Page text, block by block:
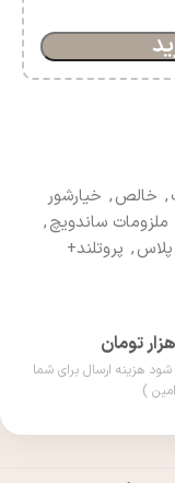
, خالص, خیارشور
ملزومات ساندویچ,
پلاس, پروتلند+
شما بالای 800 هزارتومان شود هزینه ارسال برای شما
)